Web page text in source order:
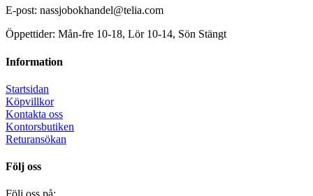
E-post: nassjobokhandel@telia.com
Öppettider: Mån-fre 10-18, Lör 10-14, Sön Stängt
Information
Startsidan
Köpvillkor
Kontakta oss
Kontorsbutiken
Returansökan
Följ oss